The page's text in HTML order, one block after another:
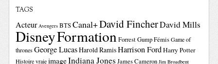
TAGS
Acteur Avengers BTSCanal+David FincherDavid Mills
DisneyFormationForrest GumpFémis Game of
thrones George LucasHarold RamisHarrison FordHarry Potter
Histoire vraie imageIndiana Jones James Cameron Jim Broadbent